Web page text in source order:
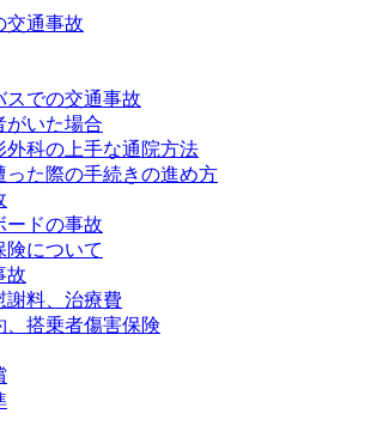
交通事故
スでの交通事故
がいた場合
外科の上手な通院方法
った際の手続きの進め方
ードの事故
険について
故
謝料、治療費
、搭乗者傷害保険